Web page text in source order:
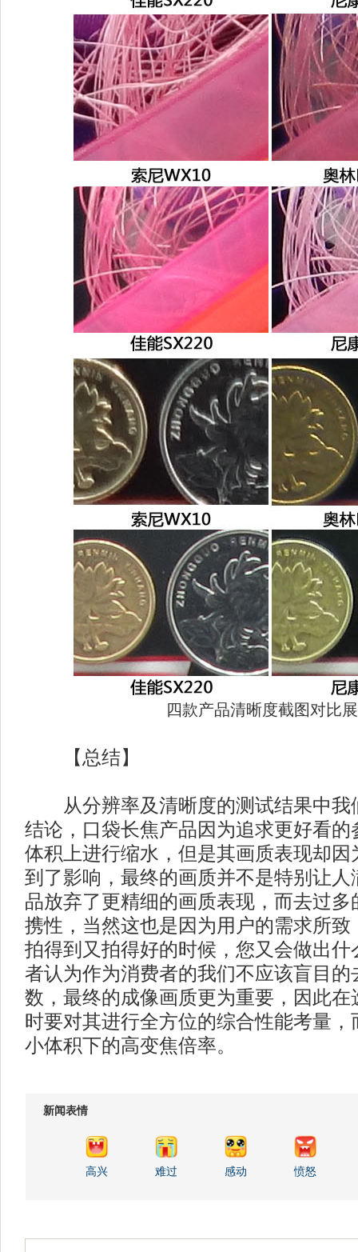
四款产品清晰度截图对比
【总结】
从分辨率及清晰度的测试结果中我
结论，口袋长焦产品因为追求更好看的
体积上进行缩水，但是其画质表现却因
到了影响，最终的画质并不是特别让人
品放弃了更精细的画质表现，而去过多
携性，当然这也是因为用户的需求所致
拍得到又拍得好的时候，您又会做出什
者认为作为消费者的我们不应该盲目的
数，最终的成像画质更为重要，因此在
时要对其进行全方位的综合性能考量，
小体积下的高变焦倍率。
新闻表情
高兴 难过 感动 愤怒